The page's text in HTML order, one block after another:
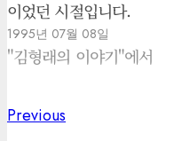
이었던 시절입니다.
1995년 07월 08일
"김형래의 이야기"에서
Post
Previous